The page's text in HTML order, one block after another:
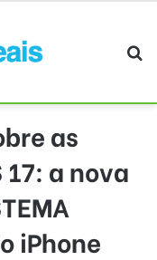
as
17: a nova
iPhone